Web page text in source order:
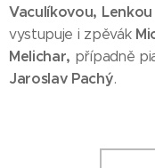
Vaculíkovou,
vystupuje i zpěvák
Melichar, případně
Jaroslav Pachý.